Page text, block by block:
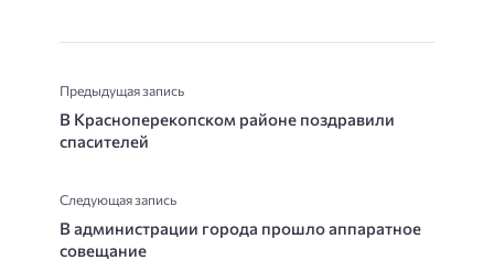
Предыдущая запись
В Красноперекопском районе поздравили
спасителей
Следующая запись
В администрации города прошло аппаратное
совещание